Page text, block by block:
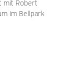
mit Robert
im Bellpark